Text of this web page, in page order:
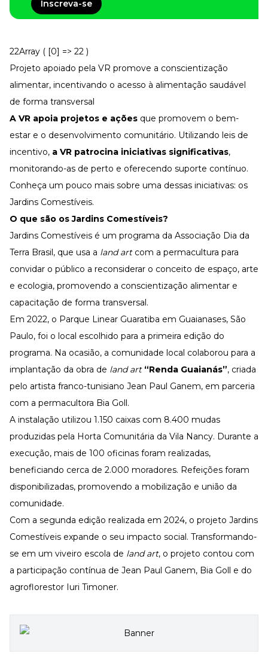
Tudo para facilitar a rotina
Cursos
Cursos
Todos os Cursos
Departamento Pessoal
Para simplificar os processos
Gestão de Empresas e Negócios
Eleve os resultados da organização
Gestão de Pessoas e Liderança
Capacitação com especialistas
Recursos Humanos
Fortaleça a cultura organizacional
Treinamento de Produto
Desenvolva a sua equipe
Materiais Gratuitos
Materiais Gratuitos
Todos os Materiais Gratuitos
Confira nossos materiais
E-book
Ferramentas e Templates
Para agilizar o seu trabalho
Infográfico
Conteúdo prático e rápido
Kits
Lives
Newsletters
Inscreva-se
22Array ( [0] => 22 )
Projeto apoiado pela VR promove a conscientização
alimentar, incentivando o acesso à alimentação saudável
de forma transversal
A VR apoia projetos e ações que promovem o bem-
estar e o desenvolvimento comunitário. Utilizando leis de
incentivo, a VR patrocina iniciativas significativas,
monitorando-as de perto e oferecendo suporte contínuo.
Conheça um pouco mais sobre uma dessas iniciativas: os
Jardins Comestíveis.
O que são os Jardins Comestíveis?
Jardins Comestíveis é um programa da Associação Dia da
Terra Brasil, que usa a land artcom a permacultura para
convidar o público a reconsiderar o conceito de espaço, arte
e ecologia, promovendo a conscientização alimentar e
capacitação de forma transversal.
Em 2022, o Parque Linear Guaratiba em Guaianases, São
Paulo, foi o local escolhido para a primeira edição do
programa. Na ocasião, a comunidade local colaborou para a
implantação da obra de land art “Renda Guaianás”, criada
pelo artista franco-tunisiano Jean Paul Ganem, em parceria
com a permacultora Bia Goll.
A instalação utilizou 1.150 caixas com 8.400 mudas
produzidas pela Horta Comunitária da Vila Nancy. Durante a
execução, mais de 100 oficinas foram realizadas,
beneficiando cerca de 2.000 moradores. Refeições foram
disponibilizadas, promovendo a mobilização e união da
comunidade.
Com a segunda edição realizada em 2024, o projeto Jardins
Comestíveis expande o seu impacto social. Transformando-
se em um viveiro escola de land art, o projeto contou com
a participação contínua de Jean Paul Ganem, Bia Goll e do
agroflorestor Iuri Timoner.